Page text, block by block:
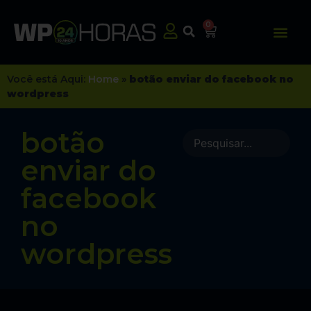
0
Você está Aqui: Home » botão enviar do facebook no
wordpress
botão
enviar do
facebook
no
wordpress